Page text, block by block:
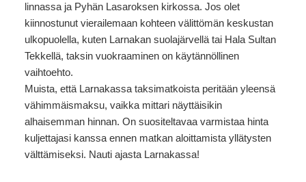
linnassa ja Pyhän Lasaroksen kirkossa. Jos olet
kiinnostunut vierailemaan kohteen välittömän keskustan
ulkopuolella, kuten Larnakan suolajärvellä tai Hala Sultan
Tekkellä, taksin vuokraaminen on käytännöllinen
vaihtoehto.
Muista, että Larnakassa taksimatkoista peritään yleensä
vähimmäismaksu, vaikka mittari näyttäisikin
alhaisemman hinnan. On suositeltavaa varmistaa hinta
kuljettajasi kanssa ennen matkan aloittamista yllätysten
välttämiseksi. Nauti ajasta Larnakassa!